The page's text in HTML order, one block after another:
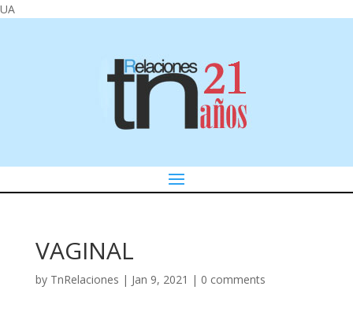
UA
VAGINAL
by TnRelaciones | Jan 9, 2021 | 0 comments